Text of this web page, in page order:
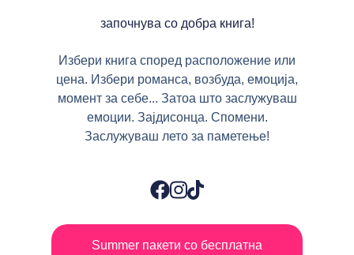
започнува со добра книга!
Избери книга според расположение или
цена. Избери романса, возбуда, емоција,
момент за себе... Затоа што заслужуваш
емоции. Зајдисонца. Спомени.
Заслужуваш лето за паметење!
Summer пакети со бесплатна